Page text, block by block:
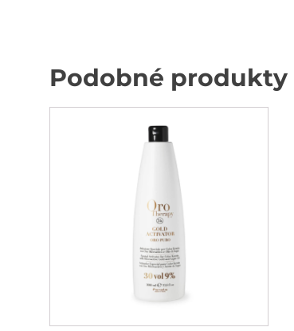
Podobné produkty